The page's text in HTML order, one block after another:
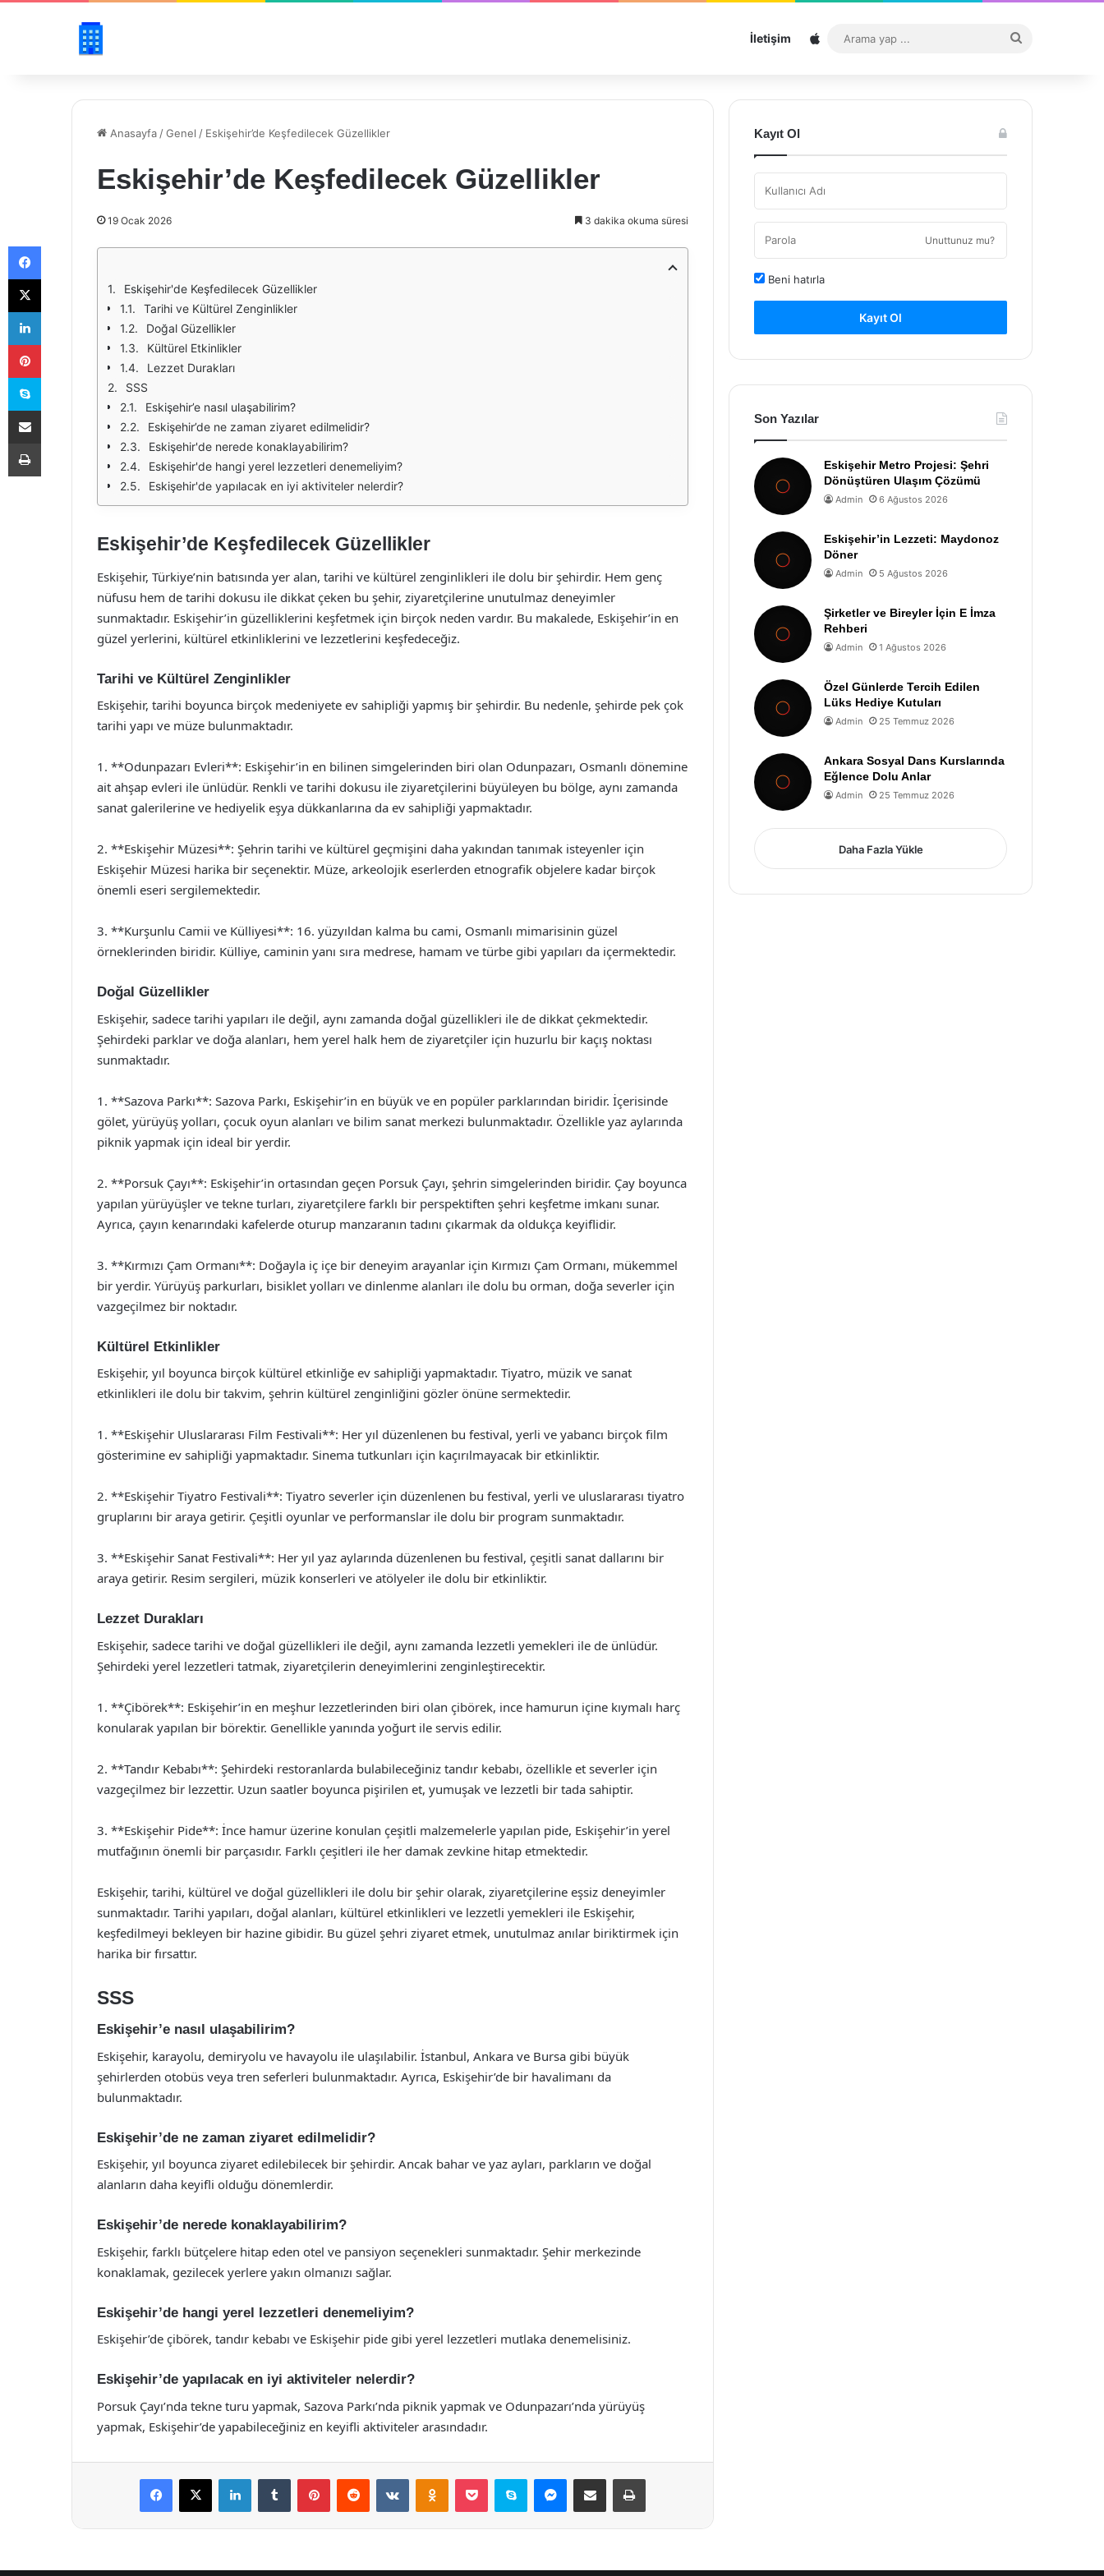
İletişim Sitemap
...
Anasayfa /Genel / Eskişehir’de Keşfedilecek Güzellikler
Eskişehir’de Keşfedilecek Güzellikler
19 Ocak 2026 3 dakika okuma süresi
Eskişehir'de Keşfedilecek Güzellikler
Tarihi ve Kültürel Zenginlikler
Doğal Güzellikler
Kültürel Etkinlikler
Lezzet Durakları
SSS
Eskişehir’e nasıl ulaşabilirim?
Eskişehir’de ne zaman ziyaret edilmelidir?
Eskişehir'de nerede konaklayabilirim?
Eskişehir'de hangi yerel lezzetleri denemeliyim?
Eskişehir'de yapılacak en iyi aktiviteler nelerdir?
Eskişehir’de Keşfedilecek Güzellikler
Eskişehir, Türkiye’nin batısında yer alan, tarihi ve kültürel zenginlikleri ile dolu bir şehirdir. Hem genç
nüfusu hem de tarihi dokusu ile dikkat çeken bu şehir, ziyaretçilerine unutulmaz deneyimler
sunmaktadır. Eskişehir’in güzelliklerini keşfetmek için birçok neden vardır. Bu makalede, Eskişehir’in en
güzel yerlerini, kültürel etkinliklerini ve lezzetlerini keşfedeceğiz.
Tarihi ve Kültürel Zenginlikler
Eskişehir, tarihi boyunca birçok medeniyete ev sahipliği yapmış bir şehirdir. Bu nedenle, şehirde pek çok
tarihi yapı ve müze bulunmaktadır.
1. **Odunpazarı Evleri**: Eskişehir’in en bilinen simgelerinden biri olan Odunpazarı, Osmanlı dönemine
ait ahşap evleri ile ünlüdür. Renkli ve tarihi dokusu ile ziyaretçilerini büyüleyen bu bölge, aynı zamanda
sanat galerilerine ve hediyelik eşya dükkanlarına da ev sahipliği yapmaktadır.
2. **Eskişehir Müzesi**: Şehrin tarihi ve kültürel geçmişini daha yakından tanımak isteyenler için
Eskişehir Müzesi harika bir seçenektir. Müze, arkeolojik eserlerden etnografik objelere kadar birçok
önemli eseri sergilemektedir.
3. **Kurşunlu Camii ve Külliyesi**: 16. yüzyıldan kalma bu cami, Osmanlı mimarisinin güzel
örneklerinden biridir. Külliye, caminin yanı sıra medrese, hamam ve türbe gibi yapıları da içermektedir.
Doğal Güzellikler
Eskişehir, sadece tarihi yapıları ile değil, aynı zamanda doğal güzellikleri ile de dikkat çekmektedir.
Şehirdeki parklar ve doğa alanları, hem yerel halk hem de ziyaretçiler için huzurlu bir kaçış noktası
sunmaktadır.
1. **Sazova Parkı**: Sazova Parkı, Eskişehir’in en büyük ve en popüler parklarından biridir. İçerisinde
gölet, yürüyüş yolları, çocuk oyun alanları ve bilim sanat merkezi bulunmaktadır. Özellikle yaz aylarında
piknik yapmak için ideal bir yerdir.
2. **Porsuk Çayı**: Eskişehir’in ortasından geçen Porsuk Çayı, şehrin simgelerinden biridir. Çay boyunca
yapılan yürüyüşler ve tekne turları, ziyaretçilere farklı bir perspektiften şehri keşfetme imkanı sunar.
Ayrıca, çayın kenarındaki kafelerde oturup manzaranın tadını çıkarmak da oldukça keyiflidir.
3. **Kırmızı Çam Ormanı**: Doğayla iç içe bir deneyim arayanlar için Kırmızı Çam Ormanı, mükemmel
bir yerdir. Yürüyüş parkurları, bisiklet yolları ve dinlenme alanları ile dolu bu orman, doğa severler için
vazgeçilmez bir noktadır.
Kültürel Etkinlikler
Eskişehir, yıl boyunca birçok kültürel etkinliğe ev sahipliği yapmaktadır. Tiyatro, müzik ve sanat
etkinlikleri ile dolu bir takvim, şehrin kültürel zenginliğini gözler önüne sermektedir.
1. **Eskişehir Uluslararası Film Festivali**: Her yıl düzenlenen bu festival, yerli ve yabancı birçok film
gösterimine ev sahipliği yapmaktadır. Sinema tutkunları için kaçırılmayacak bir etkinliktir.
2. **Eskişehir Tiyatro Festivali**: Tiyatro severler için düzenlenen bu festival, yerli ve uluslararası tiyatro
gruplarını bir araya getirir. Çeşitli oyunlar ve performanslar ile dolu bir program sunmaktadır.
3. **Eskişehir Sanat Festivali**: Her yıl yaz aylarında düzenlenen bu festival, çeşitli sanat dallarını bir
araya getirir. Resim sergileri, müzik konserleri ve atölyeler ile dolu bir etkinliktir.
Lezzet Durakları
Eskişehir, sadece tarihi ve doğal güzellikleri ile değil, aynı zamanda lezzetli yemekleri ile de ünlüdür.
Şehirdeki yerel lezzetleri tatmak, ziyaretçilerin deneyimlerini zenginleştirecektir.
1. **Çibörek**: Eskişehir’in en meşhur lezzetlerinden biri olan çibörek, ince hamurun içine kıymalı harç
konularak yapılan bir börektir. Genellikle yanında yoğurt ile servis edilir.
2. **Tandır Kebabı**: Şehirdeki restoranlarda bulabileceğiniz tandır kebabı, özellikle et severler için
vazgeçilmez bir lezzettir. Uzun saatler boyunca pişirilen et, yumuşak ve lezzetli bir tada sahiptir.
3. **Eskişehir Pide**: İnce hamur üzerine konulan çeşitli malzemelerle yapılan pide, Eskişehir’in yerel
mutfağının önemli bir parçasıdır. Farklı çeşitleri ile her damak zevkine hitap etmektedir.
Eskişehir, tarihi, kültürel ve doğal güzellikleri ile dolu bir şehir olarak, ziyaretçilerine eşsiz deneyimler
sunmaktadır. Tarihi yapıları, doğal alanları, kültürel etkinlikleri ve lezzetli yemekleri ile Eskişehir,
keşfedilmeyi bekleyen bir hazine gibidir. Bu güzel şehri ziyaret etmek, unutulmaz anılar biriktirmek için
harika bir fırsattır.
SSS
Eskişehir’e nasıl ulaşabilirim?
Eskişehir, karayolu, demiryolu ve havayolu ile ulaşılabilir. İstanbul, Ankara ve Bursa gibi büyük
şehirlerden otobüs veya tren seferleri bulunmaktadır. Ayrıca, Eskişehir’de bir havalimanı da
bulunmaktadır.
Eskişehir’de ne zaman ziyaret edilmelidir?
Eskişehir, yıl boyunca ziyaret edilebilecek bir şehirdir. Ancak bahar ve yaz ayları, parkların ve doğal
alanların daha keyifli olduğu dönemlerdir.
Eskişehir’de nerede konaklayabilirim?
Eskişehir, farklı bütçelere hitap eden otel ve pansiyon seçenekleri sunmaktadır. Şehir merkezinde
konaklamak, gezilecek yerlere yakın olmanızı sağlar.
Eskişehir’de hangi yerel lezzetleri denemeliyim?
Eskişehir’de çibörek, tandır kebabı ve Eskişehir pide gibi yerel lezzetleri mutlaka denemelisiniz.
Eskişehir’de yapılacak en iyi aktiviteler nelerdir?
Porsuk Çayı’nda tekne turu yapmak, Sazova Parkı’nda piknik yapmak ve Odunpazarı’nda yürüyüş
yapmak, Eskişehir’de yapabileceğiniz en keyifli aktiviteler arasındadır.
Facebook
X LinkedInTumblr PinterestReddit VKontakteOdnoklassniki
Pocket Skype Messenger
E-Posta ile paylaş Yazdır
Kayıt Ol
Unuttunuz mu?
Beni hatırla
Kayıt Ol
Son Yazılar
Eskişehir Metro Projesi: Şehri
Dönüştüren Ulaşım Çözümü
Admin 6 Ağustos 2026
Eskişehir’in Lezzeti: Maydonoz
Döner
Admin 5 Ağustos 2026
Şirketler ve Bireyler İçin E İmza
Rehberi
Admin 1 Ağustos 2026
Özel Günlerde Tercih Edilen
Lüks Hediye Kutuları
Admin 25 Temmuz 2026
Ankara Sosyal Dans Kurslarında
Eğlence Dolu Anlar
Admin 25 Temmuz 2026
Daha Fazla Yükle
Facebook
X
LinkedIn
Pinterest
Skype
E-Posta ile paylaş